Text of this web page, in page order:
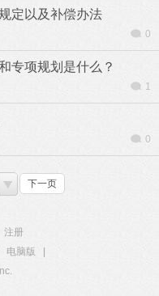
定以及补偿办法
0
专项规划是什么？
1
0
下一页
注册
电脑版